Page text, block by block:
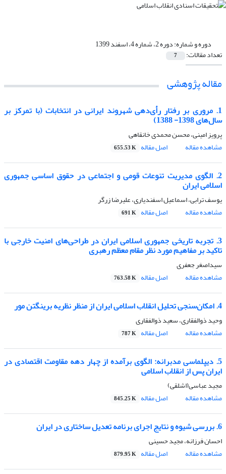
دوره و شماره:دوره 2، شماره 4، اسفند 1399
تعداد مقالات: 7
مقاله پژوهشی
1. مروری بر رفتار رأی‌دهی شهروند ایرانی در انتخابات (با تمرکز بر
سال‌های 1398- 1388)
پرویز امینی، محسن محمدی خانقاهی
مشاهده مقاله
اصل مقاله 655.53 K
2. الگوی مدیریت تنوعات قومی و اجتماعی در حقوق اساسی جمهوری
اسلامی ایران
یوسف ترابی، اسماعیل اسفندیاری، علیرضا زرگر
مشاهده مقاله
اصل مقاله 691 K
3. تجربه تاریخی جمهوری اسلامی ایران در طراحی‌های امنیت خارجی با
تاکید بر مفاهیم مورد نظر مقام معظم رهبری
سیداصغر جعفری
مشاهده مقاله
اصل مقاله 763.58 K
4. امکان‌سنجی تحلیل انقلاب اسلامی ایران از منظر نظریه برینگتن مور
وحید ذوالفقاری، سعید ذوالفقاری
مشاهده مقاله
اصل مقاله 787 K
5. دیپلماسی مدبرانه: الگوی برآمده از چهار دهه مقاومت اقتصادی در
ایران پس از انقلاب اسلامی
مجید عباسی(اشلقی)
مشاهده مقاله
اصل مقاله 845.25 K
6. بررسی شیوه و نتایج اجرای برنامه تعدیل ساختاری در ایران
احسان فرزانه، مجید حسینی
مشاهده مقاله
اصل مقاله 879.95 K